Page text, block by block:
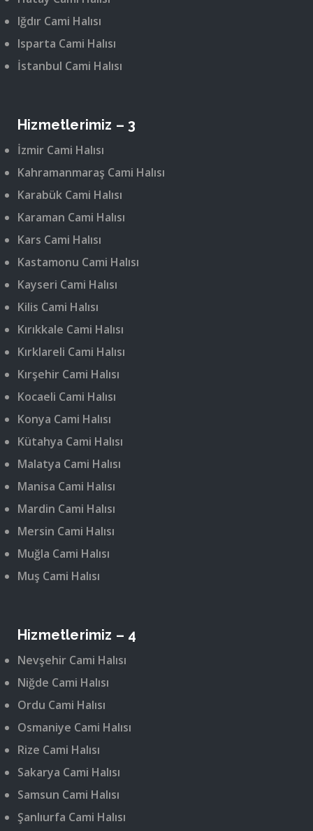
Iğdır Cami Halısı
Isparta Cami Halısı
İstanbul Cami Halısı
Hizmetlerimiz – 3
İzmir Cami Halısı
Kahramanmaraş Cami Halısı
Karabük Cami Halısı
Karaman Cami Halısı
Kars Cami Halısı
Kastamonu Cami Halısı
Kayseri Cami Halısı
Kilis Cami Halısı
Kırıkkale Cami Halısı
Kırklareli Cami Halısı
Kırşehir Cami Halısı
Kocaeli Cami Halısı
Konya Cami Halısı
Kütahya Cami Halısı
Malatya Cami Halısı
Manisa Cami Halısı
Mardin Cami Halısı
Mersin Cami Halısı
Muğla Cami Halısı
Muş Cami Halısı
Hizmetlerimiz – 4
Nevşehir Cami Halısı
Niğde Cami Halısı
Ordu Cami Halısı
Osmaniye Cami Halısı
Rize Cami Halısı
Sakarya Cami Halısı
Samsun Cami Halısı
Şanlıurfa Cami Halısı